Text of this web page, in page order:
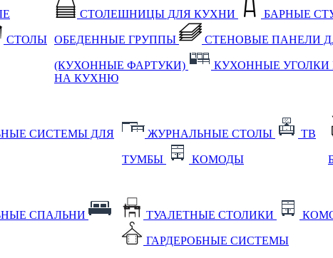
СТОЛЫ
СТОЛЕШНИЦЫ ДЛЯ КУХНИ БАРНЫЕ
ОБЕДЕННЫЕ ГРУППЫ СТЕНОВЫЕ ПАНЕЛИ
(КУХОННЫЕ ФАРТУКИ) КУХОННЫЕ УГОЛКИ
НА КУХНЮ
СИСТЕМЫ ДЛЯ ЖУРНАЛЬНЫЕ СТОЛЫ ТВ
ТУМБЫ КОМОДЫ
СПАЛЬНИ ТУАЛЕТНЫЕ СТОЛИКИ
ГАРДЕРОБНЫЕ СИСТЕМЫ